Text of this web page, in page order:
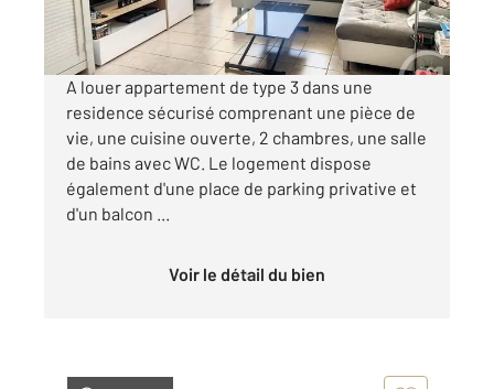
par mois charges comprises
A louer appartement de type 3 dans une
residence sécurisé comprenant une pièce de
vie, une cuisine ouverte, 2 chambres, une salle
de bains avec WC. Le logement dispose
également d'une place de parking privative et
d'un balcon ...
Voir le détail du bien